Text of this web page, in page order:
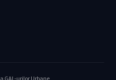
GAL-urilor Urbane